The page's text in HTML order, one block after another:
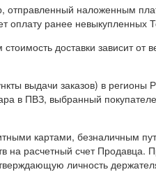
отправленный наложенным
оплату ранее невыкупленных
доставки зависит от
выдачи заказов) в
в ПВЗ, выбранный
картами, безналичным
на расчетный счет
личность